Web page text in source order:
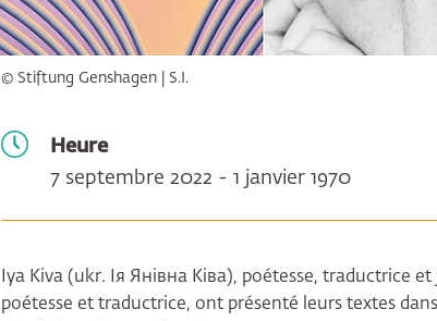
© Stiftung Genshagen | S.I.
Heure
7 septembre 2022 - 1 janvier 1970
Iya Kiva (ukr. Ія Янівна Ківа), poétesse, traductrice
poétesse et traductrice, ont présenté leurs textes